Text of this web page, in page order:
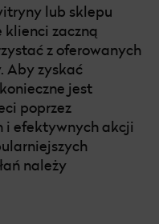
lub sklepu
zaczną
z oferowanych
Aby zyskać
jest
poprzez
i efektywnych akcji
należy